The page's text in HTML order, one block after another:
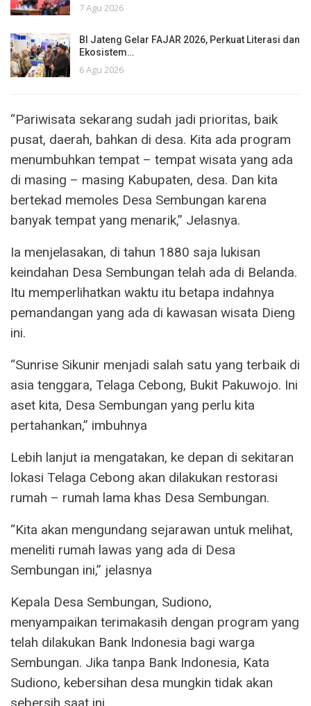
7 Agu 2026
BI Jateng Gelar FAJAR 2026, Perkuat Literasi dan
Ekosistem…
6 Agu 2026
“Pariwisata sekarang sudah jadi prioritas, baik
pusat, daerah, bahkan di desa. Kita ada program
menumbuhkan tempat – tempat wisata yang ada
di masing – masing Kabupaten, desa. Dan kita
bertekad memoles Desa Sembungan karena
banyak tempat yang menarik,” Jelasnya.
Ia menjelasakan, di tahun 1880 saja lukisan
keindahan Desa Sembungan telah ada di Belanda.
Itu memperlihatkan waktu itu betapa indahnya
pemandangan yang ada di kawasan wisata Dieng
ini.
“Sunrise Sikunir menjadi salah satu yang terbaik di
asia tenggara, Telaga Cebong, Bukit Pakuwojo. Ini
aset kita, Desa Sembungan yang perlu kita
pertahankan,” imbuhnya
Lebih lanjut ia mengatakan, ke depan di sekitaran
lokasi Telaga Cebong akan dilakukan restorasi
rumah – rumah lama khas Desa Sembungan.
“Kita akan mengundang sejarawan untuk melihat,
meneliti rumah lawas yang ada di Desa
Sembungan ini,” jelasnya
Kepala Desa Sembungan, Sudiono,
menyampaikan terimakasih dengan program yang
telah dilakukan Bank Indonesia bagi warga
Sembungan. Jika tanpa Bank Indonesia, Kata
Sudiono, kebersihan desa mungkin tidak akan
sebersih saat ini.